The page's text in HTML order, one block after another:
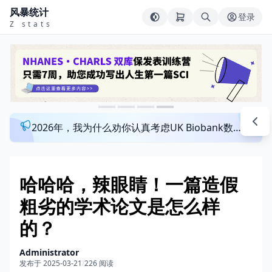
风暴统计
Z stats
登录
2026年，我为什么劝你认真考虑UK Biobank数据库？来看看这个一对一指导发文班
哈哈哈，辣眼睛！一篇造假
粗劣的学术论文是怎么样
的？
Administrator
发布于 2025-03-21/226 阅读